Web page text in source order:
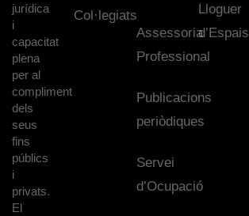
jurídica
i
capacitat
plena
per al
compliment
dels
seus
fins
públics
i
privats.
El
Col·legiats
Assessoria
Professional
Publicacions
periòdiques
Servei
d’Ocupació
Lloguer
d’Espais